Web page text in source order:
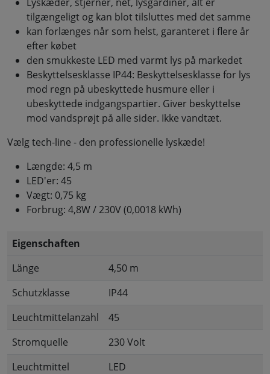
tilgængeligt og kan blot tilsluttes med det samme
kan forlænges når som helst, garanteret i flere år
efter købet
den smukkeste LED med varmt lys på markedet
Beskyttelsesklasse IP44: Beskyttelsesklasse for lys
mod regn på ubeskyttede husmure eller i
ubeskyttede indgangspartier. Giver beskyttelse
mod vandsprøjt på alle sider. Ikke vandtæt.
Vælg tech-line - den professionelle lyskæde!
Længde: 4,5 m
LED'er: 45
Vægt: 0,75 kg
Forbrug: 4,8W / 230V (0,0018 kWh)
Eigenschaften
Länge
4,50 m
Schutzklasse
IP44
Leuchtmittelanzahl
45
Stromquelle
230 Volt
Leuchtmittel
LED